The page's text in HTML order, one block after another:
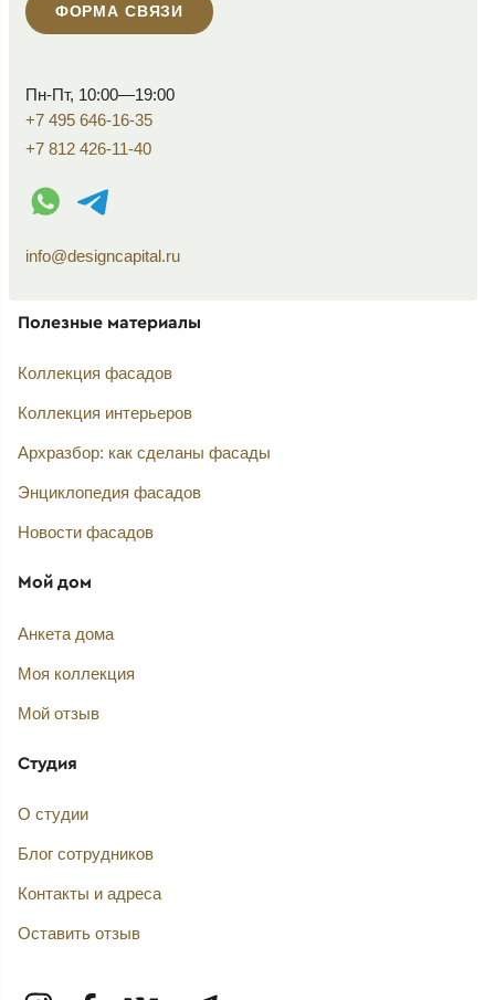
ФОРМА СВЯЗИ
Пн-Пт, 10:00—19:00
+7 495 646-16-35
+7 812 426-11-40
WhatsApp контакт
Telegram контакт
info@designcapital.ru
Полезные материалы
Коллекция фасадов
Коллекция интерьеров
Архразбор: как сделаны фасады
Энциклопедия фасадов
Новости фасадов
Мой дом
Анкета дома
Моя коллекция
Мой отзыв
Студия
О студии
Блог сотрудников
Контакты и адреса
Оставить отзыв